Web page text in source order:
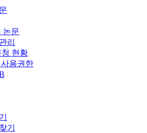
논문
리
청 현황
용권한
기